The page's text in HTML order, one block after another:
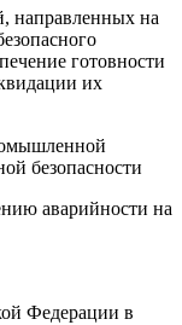
направленных на
готовности
их
безопасности
аварийности на
Федерации в